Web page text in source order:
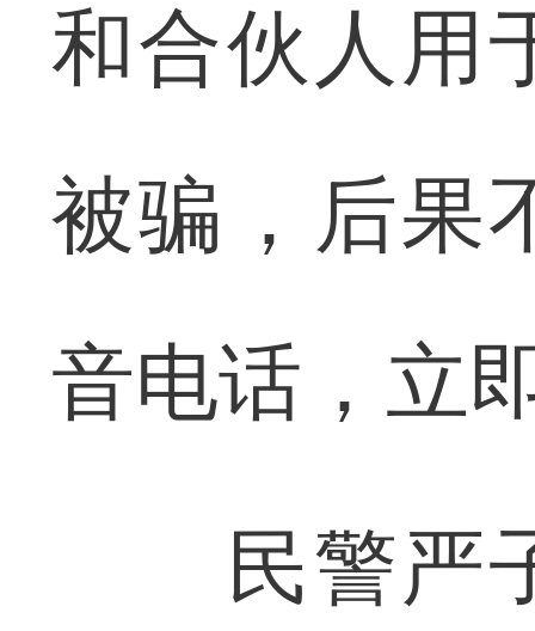
和合伙人用
被骗，后果
音电话，立
民警严子